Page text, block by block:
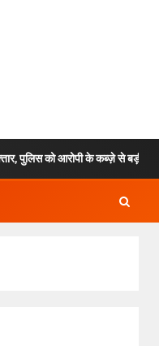
से बड़ी मात्रा मे अवैध चरस हुई